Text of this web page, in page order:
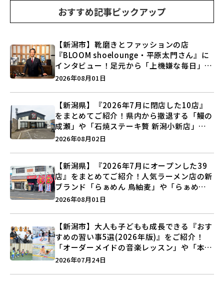
おすすめ記事ピックアップ
【新潟市】靴磨きとファッションの店
『BLOOM shoelounge・平原太門さん』に
インタビュー！足元から「上機嫌な毎日」を
つくる装いの提案とは？
2026年08月01日
【新潟県】『2026年7月に閉店した10店』
をまとめてご紹介！県内から撤退する「鰻の
成瀬」や「石焼ステーキ贅 新潟小新店」が
営業に幕…。
2026年08月02日
【新潟県】『2026年7月にオープンした39
店』をまとめてご紹介！人気ラーメン店の新
ブランド「らぁめん 鳥紬麦」や「らぁめん
しょうがの空」など盛りだくさん♪
2026年08月01日
【新潟市】大人も子どもも成長できる『おす
すめの習い事5選(2026年版)』をご紹介！
「オーダーメイドの音楽レッスン」や「本格
キックボクシング」で新しい自分を見つけよ
2026年07月24日